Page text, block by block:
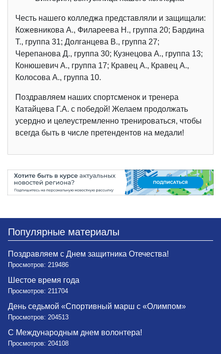
Честь нашего колледжа представляли и защищали:
Кожевникова А., Филареева Н., группа 20; Бардина
Т., группа 31; Долганцева В., группа 27;
Черепанова Д., группа 30; Кузнецова А., группа 13;
Конюшевич А., группа 17; Кравец А., Кравец А.,
Колосова А., группа 10.
Поздравляем наших спортсменок и тренера
Катайцева Г.А. с победой! Желаем продолжать
усердно и целеустремленно тренироваться, чтобы
всегда быть в числе претендентов на медали!
Популярные материалы
Поздравляем с Днем защитника Отечества!
Просмотров: 219486
Шестое время года
Просмотров: 211704
День седьмой «Спортивный марш с «Олимпом»
Просмотров: 204513
С Международным днем волонтера!
Просмотров: 204108